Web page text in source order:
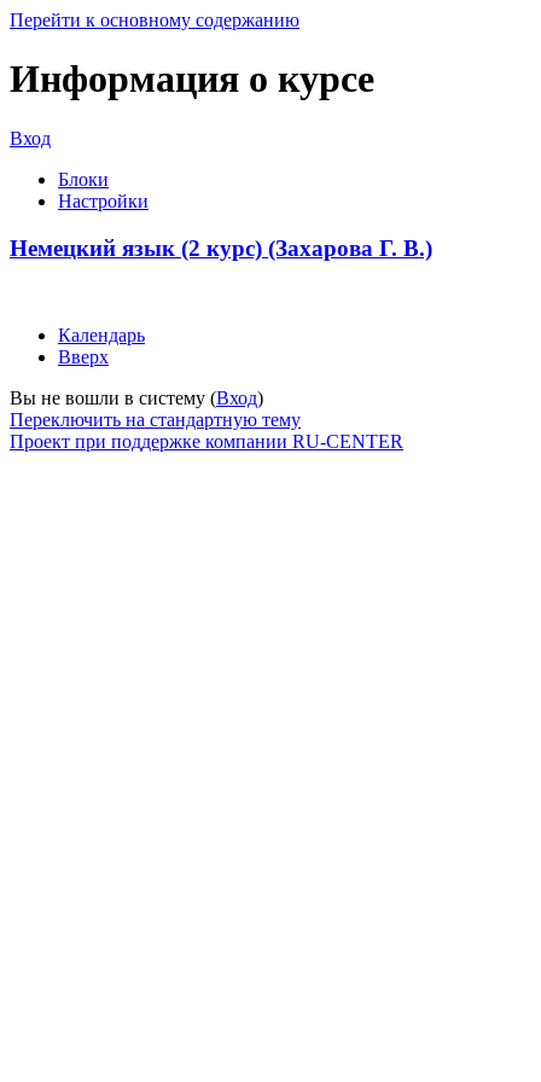
Перейти к основному содержанию
Информация о курсе
Вход
Блоки
Настройки
Немецкий язык (2 курс) (Захарова Г. В.)
Календарь
Вверх
Вы не вошли в систему (Вход)
Переключить на стандартную тему
Проект при поддержке компании RU-CENTER